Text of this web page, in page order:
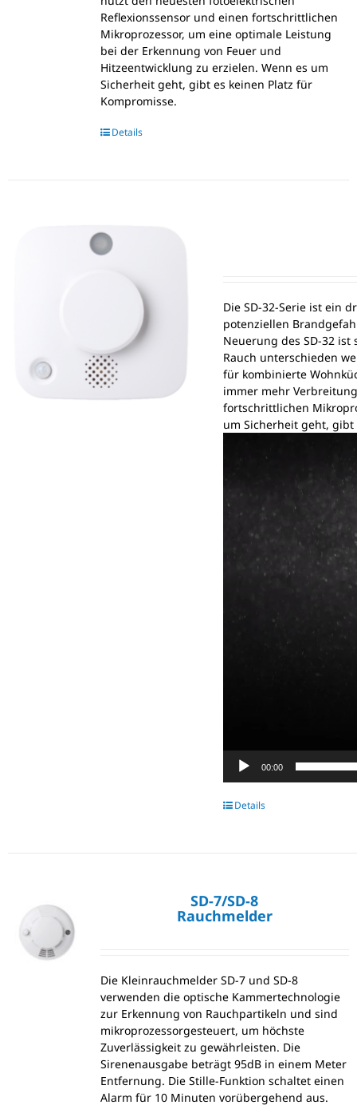
Reflexionssensor und einen fortschrittlichen
Mikroprozessor, um eine optimale Leistung
bei der Erkennung von Feuer und
Hitzeentwicklung zu erzielen. Wenn es um
Sicherheit geht, gibt es keinen Platz für
Kompromisse.
Details
Die SD-32-Serie ist ein
potenziellen
Neuerung des SD-32
Rauch unterschieden
für kombinierte
immer mehr
fortschrittlichen
um Sicherheit geht, gibt
00:00
Details
SD-7/SD-8
Rauchmelder
Die Kleinrauchmelder SD-7 und SD-8
verwenden die optische Kammertechnologie
zur Erkennung von Rauchpartikeln und sind
mikroprozessorgesteuert, um höchste
Zuverlässigkeit zu gewährleisten. Die
Sirenenausgabe beträgt 95dB in einem Meter
Entfernung. Die Stille-Funktion schaltet einen
Alarm für 10 Minuten vorübergehend aus.